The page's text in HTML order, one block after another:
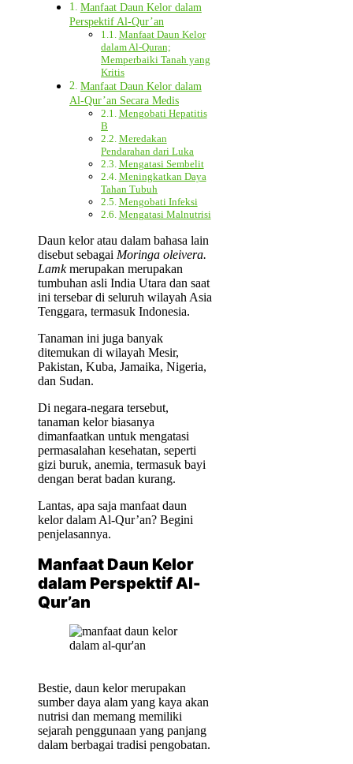
Manfaat Daun Kelor dalam
Perspektif Al-Qur’an
Manfaat Daun Kelor
dalam Al-Quran;
Memperbaiki Tanah yang
Kritis
Manfaat Daun Kelor dalam
Al-Qur’an Secara Medis
Mengobati Hepatitis
B
Meredakan
Pendarahan dari Luka
Mengatasi Sembelit
Meningkatkan Daya
Tahan Tubuh
Mengobati Infeksi
Mengatasi Malnutrisi
Daun kelor atau dalam bahasa lain
disebut sebagai Moringa oleivera.
Lamkmerupakan merupakan
tumbuhan asli India Utara dan saat
ini tersebar di seluruh wilayah Asia
Tenggara, termasuk Indonesia.
Tanaman ini juga banyak
ditemukan di wilayah Mesir,
Pakistan, Kuba, Jamaika, Nigeria,
dan Sudan.
Di negara-negara tersebut,
tanaman kelor biasanya
dimanfaatkan untuk mengatasi
permasalahan kesehatan, seperti
gizi buruk, anemia, termasuk bayi
dengan berat badan kurang.
Lantas, apa saja manfaat daun
kelor dalam Al-Qur’an? Begini
penjelasannya.
Manfaat Daun Kelor
dalam Perspektif Al-
Qur’an
Bestie, daun kelor merupakan
sumber daya alam yang kaya akan
nutrisi dan memang memiliki
sejarah penggunaan yang panjang
dalam berbagai tradisi pengobatan.